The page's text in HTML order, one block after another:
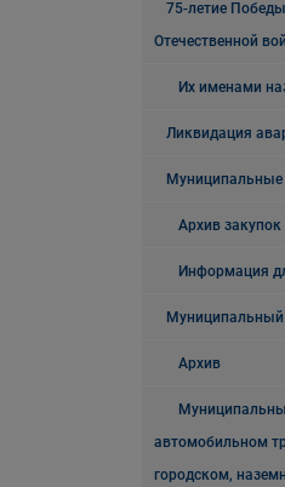
75-летие
Отечественной
Их именами
Ликвидация
Муниципальные
Архив закупок
Информация
Муниципальный
Архив
автомобильном
городском,